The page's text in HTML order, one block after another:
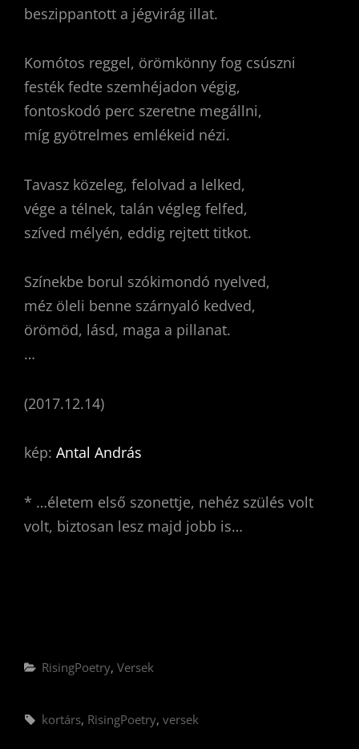
beszippantott a jégvirág illat.
Komótos reggel, örömkönny fog csúszni
festék fedte szemhéjadon végig,
fontoskodó perc szeretne megállni,
míg gyötrelmes emlékeid nézi.
Tavasz közeleg, felolvad a lelked,
vége a télnek, talán végleg felfed,
szíved mélyén, eddig rejtett titkot.
Színekbe borul szókimondó nyelved,
méz öleli benne szárnyaló kedved,
örömöd, lásd, maga a pillanat.
…
(2017.12.14)
kép: Antal András
* …életem első szonettje, nehéz szülés volt
volt, biztosan lesz majd jobb is…
Categories
RisingPoetry, Versek
Tags,
kortárs, RisingPoetry, versek